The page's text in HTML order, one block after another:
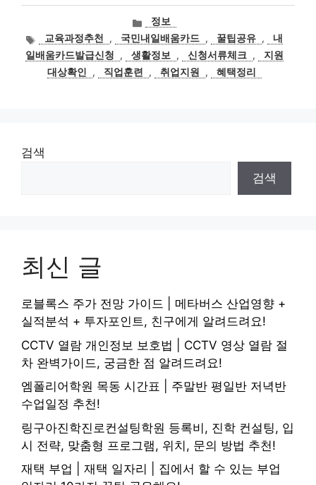
카
테
고
리
정보
태
그
교육과정추천 , 국민내일배움카드 , 꿀팁공유 ,
내
일배움카드발급신청
, 생활정보 , 신청서류체크 ,
지원
대상확인
, 직업훈련 , 취업지원 , 혜택정리
검색
검색
최신 글
로블록스 주가 전망 가이드 | 메타버스 산업영향 +
실적분석 + 투자포인트, 친구에게 알려드려요!
CCTV 열람 개인정보 보호법 | CCTV 영상 열람 절
차 완벽가이드, 궁금한 점 알려드려요!
엠폴리어학원 목동 시간표 | 주말반 평일반 저녁반
수업일정 추천!
링구아진학진로컨설팅학원 등록비, 진학 컨설팅, 입
시 전략, 맞춤형 프로그램, 위치, 문의 방법 추천!
재택 부업 | 재택 일자리 | 집에서 할 수 있는 부업